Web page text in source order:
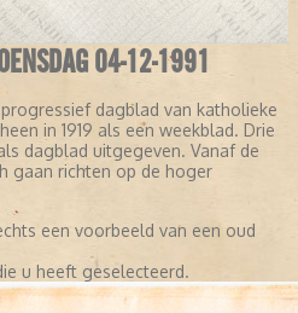
04-12-1991
dagblad van katholieke
in 1919 als een weekblad. Drie
dagblad uitgegeven. Vanaf de
gaan richten op de hoger
een voorbeeld van een oud
u heeft geselecteerd.